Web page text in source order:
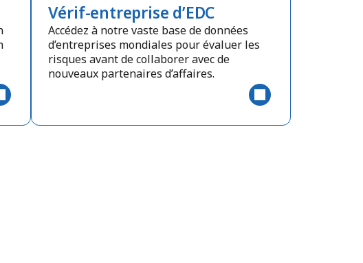
Vérif-entreprise d’EDC
Accédez à notre vaste base de données
d’entreprises mondiales pour évaluer les
risques avant de collaborer avec de
nouveaux partenaires d’affaires.